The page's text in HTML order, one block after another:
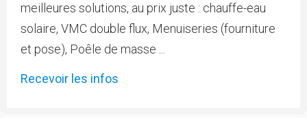
meilleures solutions, au prix juste : chauffe-eau
solaire, VMC double flux, Menuiseries (fourniture
et pose), Poêle de masse ...
Recevoir les infos